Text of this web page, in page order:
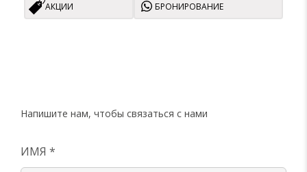
АКЦИИ БРОНИРОВАНИЕ
Напишите нам, чтобы связаться с нами
ИМЯ *